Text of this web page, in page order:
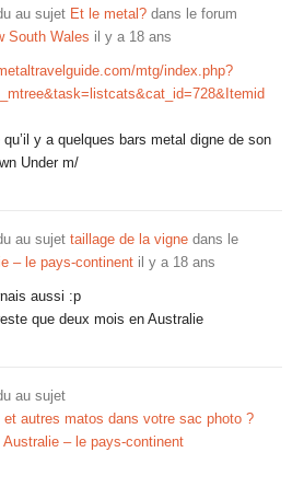
au sujet Et le metal? dans le forum
South Wales il y a 18 ans
mtg/index.php?
qu’il y a quelques bars metal digne de son
Under m/
au sujet taillage de la vigne dans le
– le pays-continent il y a 18 ans
aussi :p
que deux mois en Australie
au sujet
autres matos dans votre sac photo ?
Australie – le pays-continent